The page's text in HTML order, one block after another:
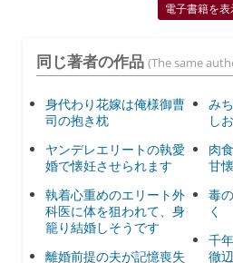
電子書籍を表
同じ著者の作品 (The same
身代わり花嫁は俺様御曹
司の抱き枕
ヤンデレエリートの執愛
婚で懐妊させられます
執着心重めのエリート外
科医に体を狙われて、身
籠り結婚しそうです
離婚前提の夫が記憶喪失
み
し
肉
甘
毒
く
千
徹